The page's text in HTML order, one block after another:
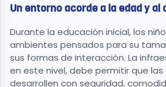
Un entorno acorde a la edad y al
Durante la educación inicial, los
ambientes pensados para su
sus formas de interacción. La
en este nivel, debe permitir que
desarrollen con seguridad,